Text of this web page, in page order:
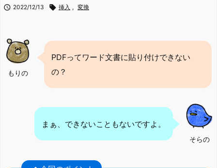
 2022/12/13  挿入 , 変換
もりの
PDFってワード文書に貼り付けできない
の？
そらの
まぁ、できないこともないですよ。